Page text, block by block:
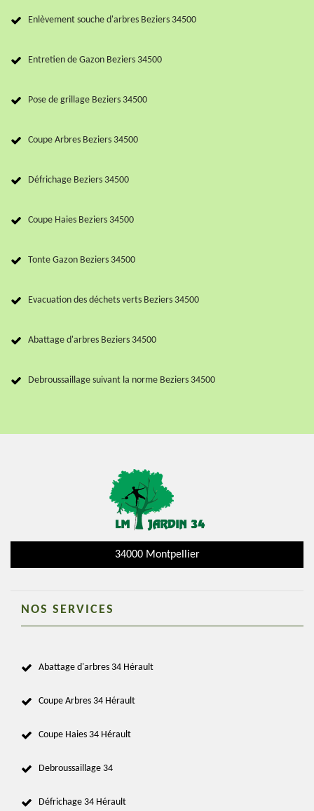
Enlèvement souche d'arbres Beziers 34500
Entretien de Gazon Beziers 34500
Pose de grillage Beziers 34500
Coupe Arbres Beziers 34500
Défrichage Beziers 34500
Coupe Haies Beziers 34500
Tonte Gazon Beziers 34500
Evacuation des déchets verts Beziers 34500
Abattage d'arbres Beziers 34500
Debroussaillage suivant la norme Beziers 34500
34000 Montpellier
NOS SERVICES
Abattage d'arbres 34 Hérault
Coupe Arbres 34 Hérault
Coupe Haies 34 Hérault
Debroussaillage 34
Défrichage 34 Hérault